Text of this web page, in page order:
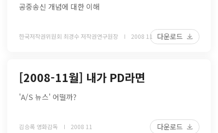
공중송신 개념에 대한 이해
한국저작권위원회 최경수 저작권연구원장 2008 11 다운로드
[2008-11월] 내가 PD라면
'A/S 뉴스' 어떨까?
김승록 영화감독 2008 11 다운로드